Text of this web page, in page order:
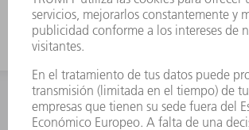
INFORMACIÓN